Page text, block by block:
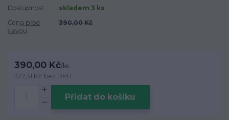
Dostupnost
skladem 3 ks
Cena před
slevou
390,00 Kč
390,00 Kč/ks
322,31 Kč bez DPH
Přidat do košíku